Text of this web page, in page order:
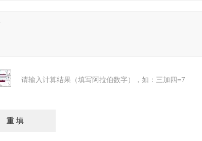
请输入计算结果（填写阿拉伯数字），如：三加四=7